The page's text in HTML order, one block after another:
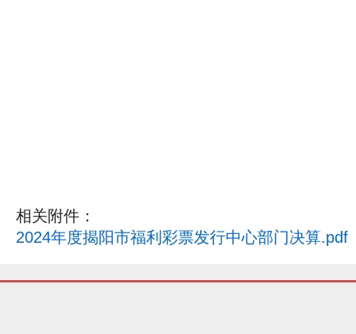
相关附件：
2024年度揭阳市福利彩票发行中心部门决算.pdf